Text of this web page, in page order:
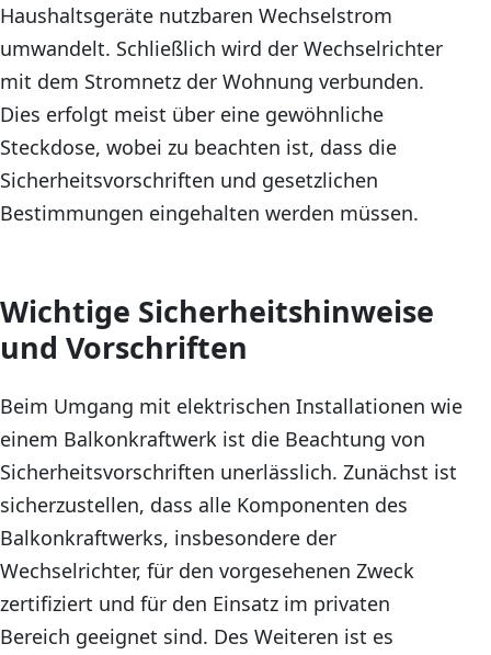
Haushaltsgeräte nutzbaren Wechselstrom
umwandelt. Schließlich wird der Wechselrichter
mit dem Stromnetz der Wohnung verbunden.
Dies erfolgt meist über eine gewöhnliche
Steckdose, wobei zu beachten ist, dass die
Sicherheitsvorschriften und gesetzlichen
Bestimmungen eingehalten werden müssen.
Wichtige Sicherheitshinweise
und Vorschriften
Beim Umgang mit elektrischen Installationen wie
einem Balkonkraftwerk ist die Beachtung von
Sicherheitsvorschriften unerlässlich. Zunächst ist
sicherzustellen, dass alle Komponenten des
Balkonkraftwerks, insbesondere der
Wechselrichter, für den vorgesehenen Zweck
zertifiziert und für den Einsatz im privaten
Bereich geeignet sind. Des Weiteren ist es